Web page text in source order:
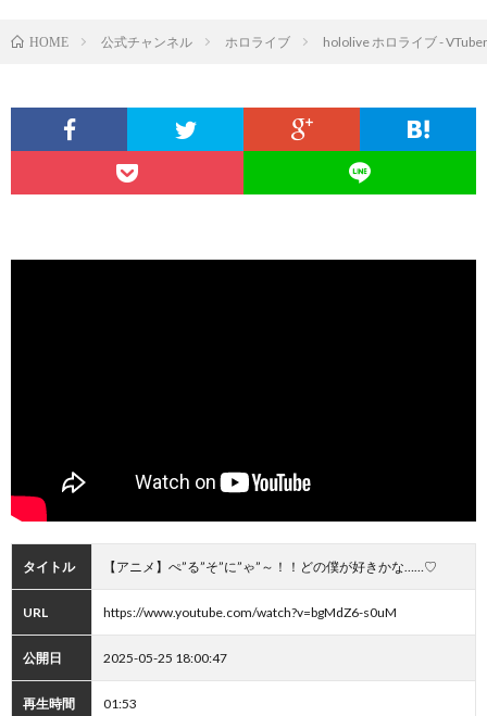
HOME 公式チャンネル ホロライブ hololive ホロライブ -
タイトル 【アニメ】ぺ”る”そ”に”ゃ”～！！どの僕が好きかな……♡
URL https://www.youtube.com/watch?v=bgMdZ6-s0uM
公開日 2025-05-25 18:00:47
再生時間 01:53